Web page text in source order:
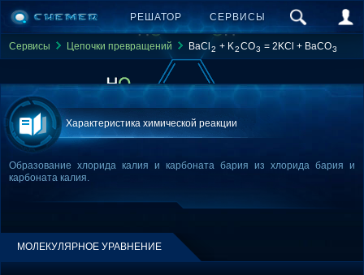
РЕШАТОР СЕРВИСЫ
Сервисы Цепочки превращений BaCl 2 + K2CO3 = 2KCl + BaCO3
Характеристика химической реакции
Образование хлорида калия и карбоната бария из хлорида бария и
карбоната калия.
МОЛЕКУЛЯРНОЕ УРАВНЕНИЕ